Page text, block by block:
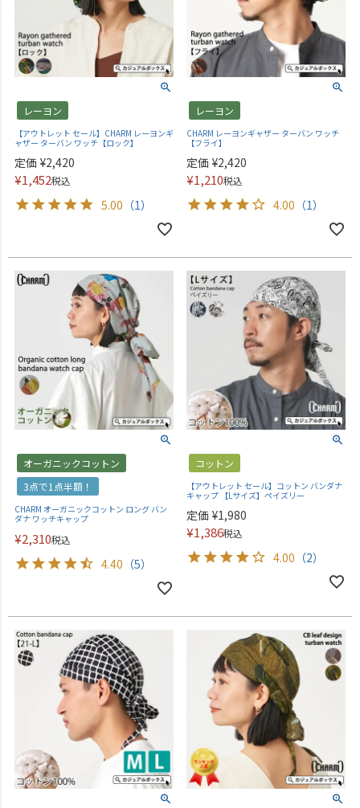
レーヨン
【アウトレット セール】CHARM レーヨンギ
ャザー ターバン ワッチ【ロック】
定価 ¥2,420
¥1,452税込
5.00 （1）
レーヨン
CHARM レーヨンギャザー ターバン ワッチ
【フライ】
定価 ¥2,420
¥1,210税込
4.00 （1）
オーガニックコットン
3点で1点半額！
CHARM オーガニックコットン ロング バン
ダナ ワッチキャップ
¥2,310税込
4.40 （5）
コットン
【アウトレット セール】コットン バンダナ
キャップ 【Lサイズ】ペイズリー
定価 ¥1,980
¥1,386税込
4.00 （2）